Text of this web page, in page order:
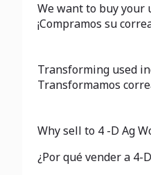
We want to buy your
¡Compramos su
Transforming used
Transformamos
Why sell to 4 -D Ag
¿Por qué vender a 4-